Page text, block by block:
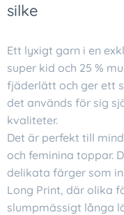
silke
Ett lyxigt garn i en
super kid och 25 %
fjäderlätt och ger ett
det används för sig
kvaliteter.
Det är perfekt till
och feminina toppar.
delikata färger som
Long Print, där olika
slumpmässigt långa